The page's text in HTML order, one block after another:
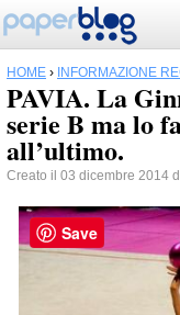
HOME › INFORMAZIONE
PAVIA. La
serie B ma lo
all’ultimo.
Creato il 03 dicembre 2014
Save